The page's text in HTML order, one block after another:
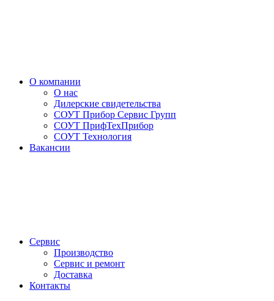
О компании
О нас
Дилерские свидетельства
СОУТ Прибор Сервис Групп
СОУТ ПрифТехПрибор
СОУТ Технология
Вакансии
Сервис
Производство
Сервис и ремонт
Доставка
Контакты